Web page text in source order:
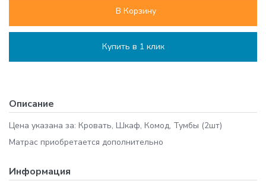
В Корзину
Купить в 1 клик
Описание
Цена указана за: Кровать, Шкаф, Комод, Тумбы (2шт)
Матрас приобретается дополнительно
Информация